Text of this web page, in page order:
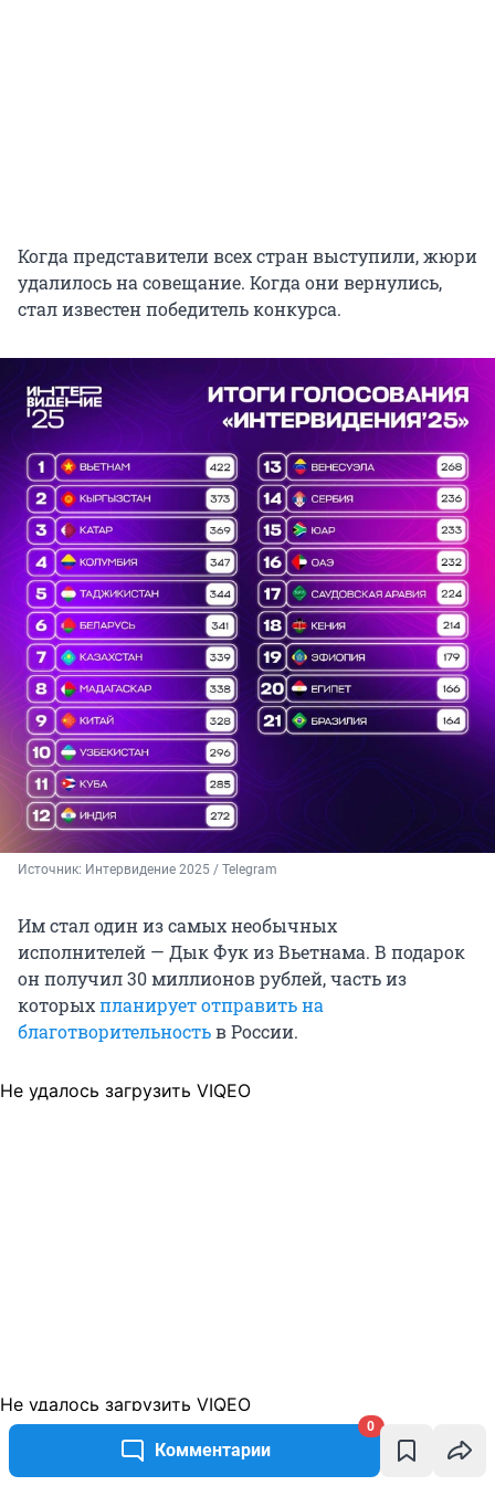
Комментарии
0
Когда представители всех стран выступили, жюри
удалилось на совещание. Когда они вернулись,
стал известен победитель конкурса.
Источник: Интервидение 2025 / Telegram
Им стал один из самых необычных
исполнителей — Дык Фук из Вьетнама. В подарок
он получил 30 миллионов рублей, часть из
которыхпланирует отправить на
благотворительностьв России.
Не удалось загрузить VIQEO
Не удалось загрузить VIQEO